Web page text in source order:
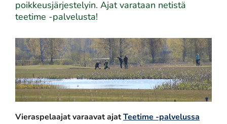
poikkeusjärjestelyin. Ajat varataan netistä
teetime -palvelusta!
Vieraspelaajat varaavat ajatTeetime -palvelussa